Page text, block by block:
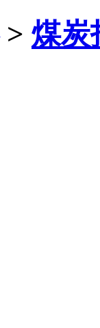
> 煤炭